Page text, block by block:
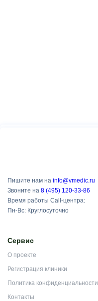
Сервис
О проекте
Регистрация клиники
Политика конфиденциальности
Контакты
Пишите нам на info@vmedic.ru
Звоните на 8 (495) 120-33-86
Время работы Call-центра:
Пн-Вс: Круглосуточно